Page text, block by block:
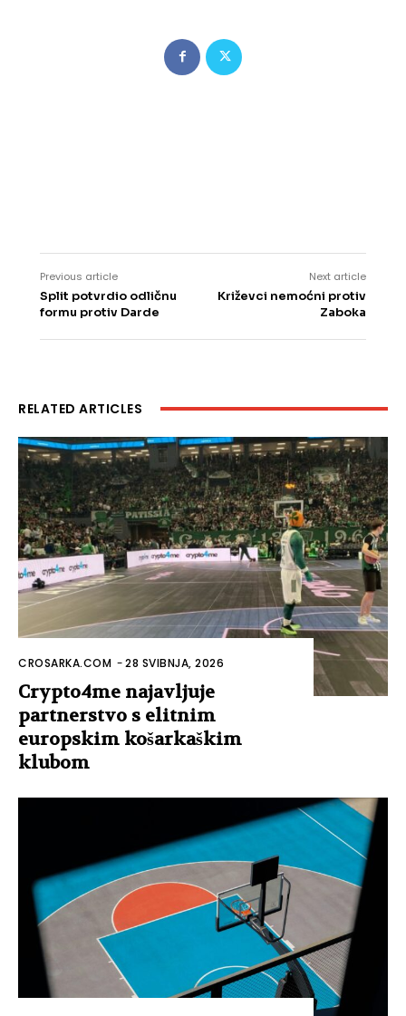
Previous article
Split potvrdio odličnu
formu protiv Darde
Next article
Križevci nemoćni protiv
Zaboka
RELATED ARTICLES
CROSARKA.COM -28 SVIBNJA, 2026
Crypto4me najavljuje
partnerstvo s elitnim
europskim košarkaškim
klubom